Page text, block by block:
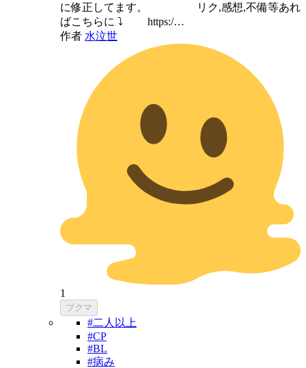
に修正してます。 リク,感想,不備等あれ
ばこちらに ⤵️ https:/…
作者 水泣世
1
ブクマ
#二人以上
#CP
#BL
#病み